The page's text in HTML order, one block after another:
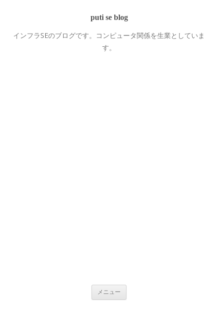
puti se blog
インフラSEのブログです。コンピュータ関係を生業としていま
す。
メニュー コンテンツへ移動